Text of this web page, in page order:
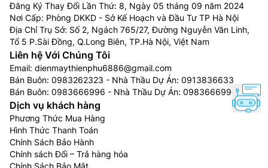
Đăng Ký Thay Đổi Lần Thứ: 8, Ngày 05 tháng 09 năm 2024
Nơi Cấp: Phòng DKKD - Sở Kế Hoạch và Đầu Tư TP Hà Nội
Địa Chỉ Trụ Sở: Số 2, Ngách 765/27, Đường Nguyễn Văn Linh,
Tổ 5 P.Sài Đồng, Q.Long Biên, TP.Hà Nội, Việt Nam
Liên hệ Với Chúng Tôi
Email: dienmaythienphu6886@gmail.com
Bán Buôn: 0983262323 - Nhà Thầu Dự Án: 0913836633
Bán Buôn: 0983666996 - Nhà Thầu Dự Án: 0983666996
Dịch vụ khách hàng
Phương Thức Mua Hàng
Hình Thức Thanh Toán
Chính Sách Bảo Hành
Chính sách Đổi – Trả hàng hóa